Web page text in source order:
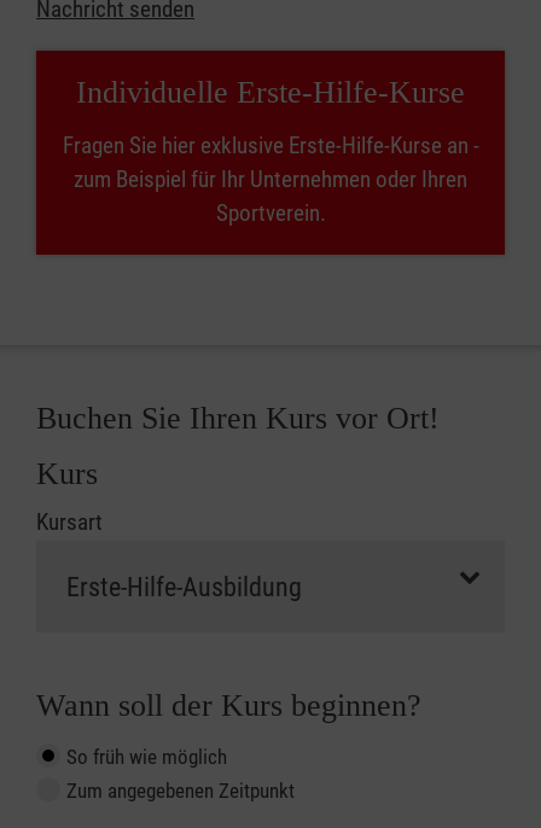
Nachricht senden
Individuelle Erste-Hilfe-Kurse
Fragen Sie hier exklusive Erste-Hilfe-Kurse an -
zum Beispiel für Ihr Unternehmen oder Ihren
Sportverein.
Buchen Sie Ihren Kurs vor Ort!
Kurs
Kursart
Wann soll der Kurs beginnen?
So früh wie möglich
Zum angegebenen Zeitpunkt